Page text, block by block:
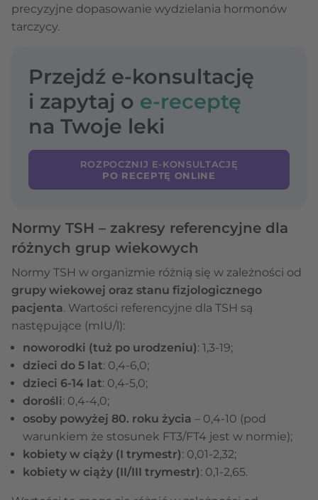
precyzyjne dopasowanie wydzielania hormonów
tarczycy.
Przejdź e-konsultację
i zapytaj o e-receptę
na Twoje leki
ROZPOCZNIJ E-KONSULTACJĘ
PO RECEPTĘ ONLINE
Normy TSH – zakresy referencyjne dla
różnych grup wiekowych
Normy TSH w organizmie różnią się w zależności od
grupy wiekowej oraz stanu fizjologicznego
pacjenta. Wartości referencyjne dla TSH są
następujące (mIU/l):
noworodki (tuż po urodzeniu): 1,3-19;
dzieci do 5 lat: 0,4-6,0;
dzieci 6-14 lat: 0,4-5,0;
dorośli: 0,4-4,0;
osoby powyżej 80. roku życia – 0,4-10 (pod
warunkiem że stosunek FT3/FT4 jest w normie);
kobiety w ciąży (I trymestr): 0,01-2,32;
kobiety w ciąży (II/III trymestr): 0,1-2,65.